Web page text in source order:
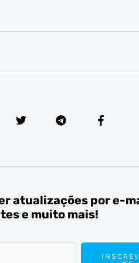
atualizações por e-
e muito mais!